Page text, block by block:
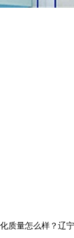
质量怎么样？